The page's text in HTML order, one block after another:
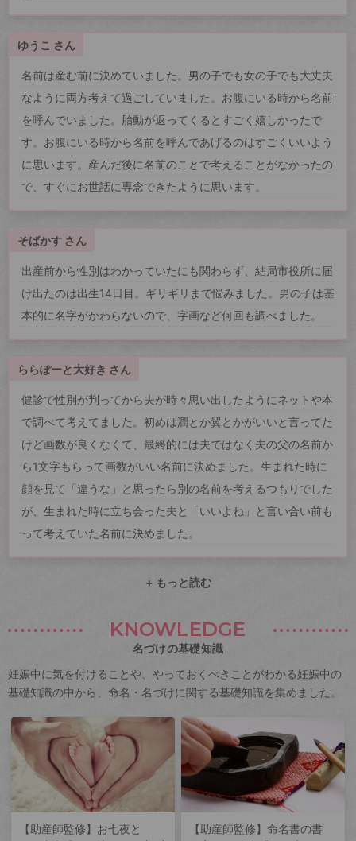
ゆうこ さん
名前は産む前に決めていました。男の子でも女の子でも大丈夫
なように両方考えて過ごしていました。お腹にいる時から名前
を呼んでいました。胎動が返ってくるとすごく嬉しかったで
す。お腹にいる時から名前を呼んであげるのはすごくいいよう
に思います。産んだ後に名前のことで考えることがなかったの
で、すぐにお世話に専念できたように思います。
そばかす さん
出産前から性別はわかっていたにも関わらず、結局市役所に届
け出たのは出生14日目。ギリギリまで悩みました。男の子は基
本的に名字がかわらないので、字画など何回も調べました。
ららぽーと大好き さん
健診で性別が判ってから夫が時々思い出したようにネットや本
で調べて考えてました。初めは潤とか翼とかがいいと言ってた
けど画数が良くなくて、最終的には夫ではなく夫の父の名前か
ら1文字もらって画数がいい名前に決めました。生まれた時に
顔を見て「違うな」と思ったら別の名前を考えるつもりでした
が、生まれた時に立ち会った夫と「いいよね」と言い合い前も
って考えていた名前に決めました。
+ もっと読む
KNOWLEDGE
名づけの基礎知識
妊娠中に気を付けることや、やっておくべきことがわかる妊娠中の
基礎知識の中から、命名・名づけに関する基礎知識を集めました。
【助産師監修】お七夜と
【助産師監修】命名書の書